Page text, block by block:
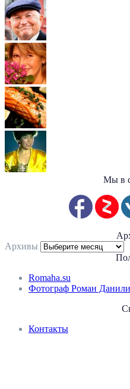
Мы в
Архивы
Romaha.su
Фотограф Роман
Контакты